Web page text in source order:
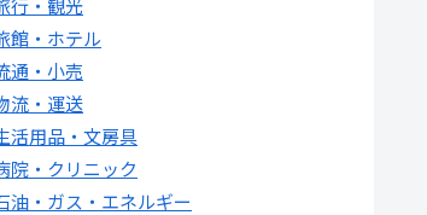
行・観光
館・ホテル
通・小売
流・運送
活用品・文房具
院・クリニック
油・ガス・エネルギー